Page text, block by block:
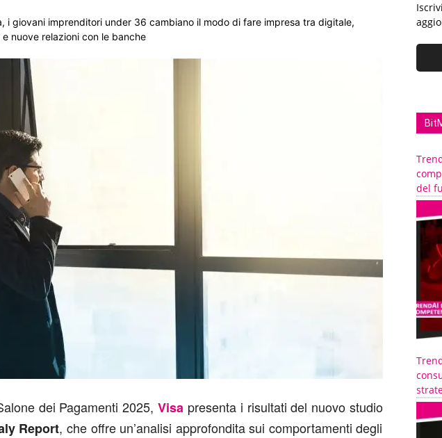
i giovani imprenditori under 36 cambiano il modo di fare impresa tra digitale,
nuove relazioni con le banche
dei Pagamenti 2025, Visa presenta i risultati del nuovo studio
Report, che offre un’analisi approfondita sui comportamenti degli
del